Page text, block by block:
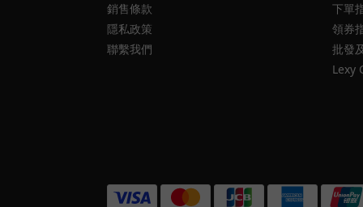
銷售條款
隱私政策
聯繫我們
下單
領券
批發
Lexy